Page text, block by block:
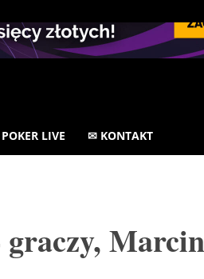
POKER LIVE ✉ KONTAKT
graczy, Marcin